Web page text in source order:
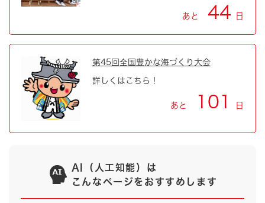
あと 44 日
第45回全国豊かな海づくり大会
詳しくはこちら！
あと 101 日
AI（人工知能）は
こんなページをおすすめします